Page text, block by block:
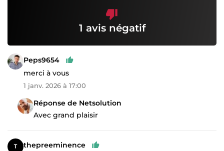
1 avis négatif
Peps9654
merci à vous
1 janv. 2026 à 17:00
Réponse de Netsolution
Avec grand plaisir
thepreeminence